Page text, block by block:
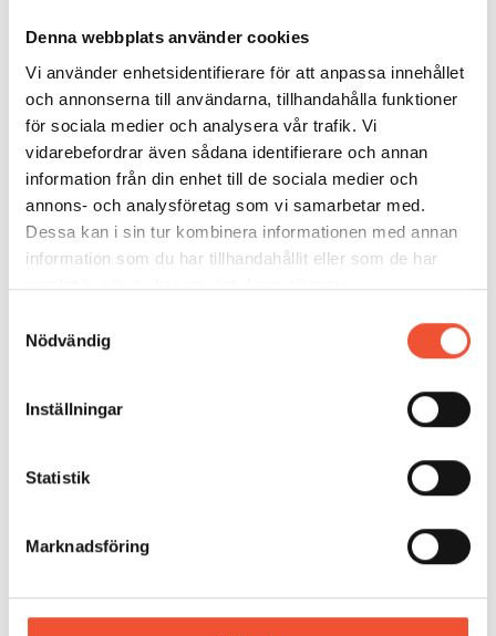
Denna webbplats använder cookies
Vi använder enhetsidentifierare för att anpassa innehållet
och annonserna till användarna, tillhandahålla funktioner
för sociala medier och analysera vår trafik. Vi
vidarebefordrar även sådana identifierare och annan
information från din enhet till de sociala medier och
annons- och analysföretag som vi samarbetar med.
Dessa kan i sin tur kombinera informationen med annan
information som du har tillhandahållit eller som de har
samlat in när du har använt deras tjänster.
Nödvändig
Inställningar
Statistik
Marknadsföring
Förbättrad dokumentation som bidrar till
kontinuitet i underhållsarbetet.
Ett förebyggande underhåll bör naturligtvis införas i
samband med att en ny utrustning tas i drift. Ofta är
det dock så att FU installeras då problemen med
stopptider, haverier och ökade UH-kostnader blivit
för stora.Figur 24visar vad som vanligen sker då
Först ökar UH-insatsterna och de därmed förbundna
kostnaderna. Efter en tid, när programmet börjat
verka, reduceras felintensiteten och
minskar.